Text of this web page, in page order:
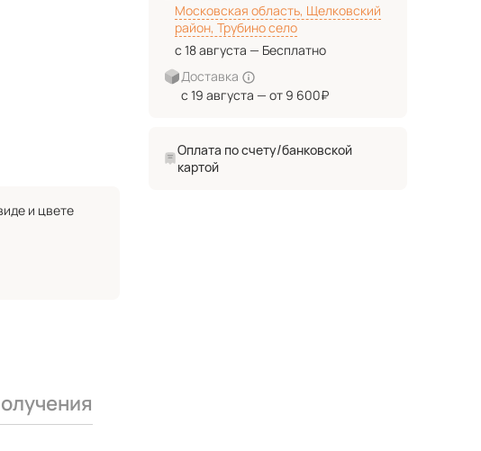
Московская область, Щелковский
район, Трубино село
с 18 августа — Бесплатно
Доставка
с 19 августа — от 9 600₽
Оплата по счету/банковской
картой
и цвете